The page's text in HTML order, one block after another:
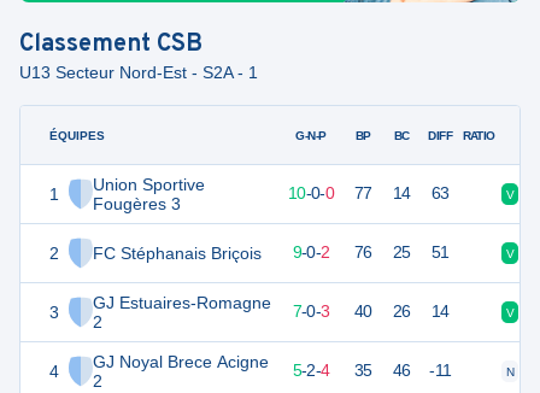
Classement CSB
U13 Secteur Nord-Est - S2A - 1
ÉQUIPES
1
Union Sportive
Fougères 3
2 FC Stéphanais Briçois
3
GJ Estuaires-Romagne
2
4
GJ Noyal Brece Acigne
2
G-N-P BP BC DIFF RATIO
10-0-0 77 14 63 V
27 11 9-0-2 76 25 51 V
21 10 7-0-3 40 26 14 V
17 11 5-2-4 35 46 -11 N